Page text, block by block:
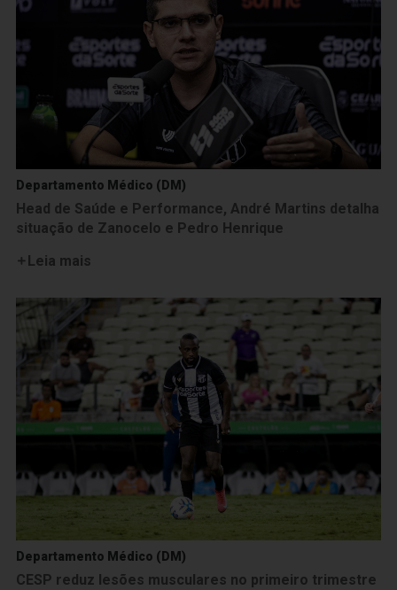
Departamento Médico (DM)
Head de Saúde e Performance, André Martins detalha
situação de Zanocelo e Pedro Henrique
Leia mais
Departamento Médico (DM)
CESP reduz lesões musculares no primeiro trimestre